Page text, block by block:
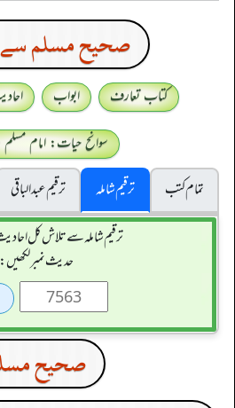
صحيح مسلم سے
کتاب تعارف ابواب
سوانح حیات: امام مسلم
تمام کتب
ترقیم شاملہ ترقيم عبدالباقی
ترقیم شاملہ سے تلاش کل احادیث
حدیث نمبر لکھیں:
صحيح